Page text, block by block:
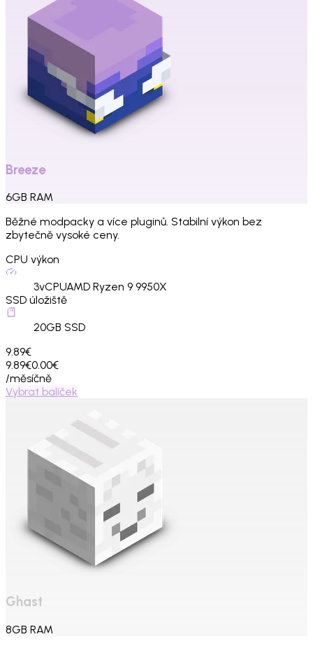
Breeze
6GB RAM
Běžné modpacky a více pluginů. Stabilní výkon bez
zbytečně vysoké ceny.
CPU výkon
3vCPUAMD Ryzen 9 9950X
SSD úložiště
20GB SSD
9.89€
9.89€0.00€
/měsíčně
Vybrat balíček
Ghast
8GB RAM